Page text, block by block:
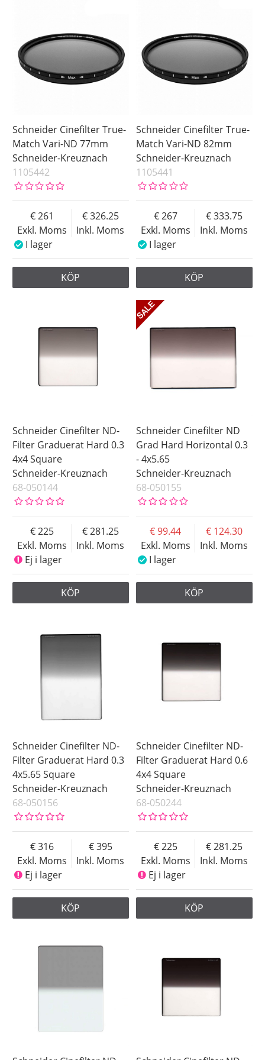
4x4
82 mm
Schneider Cinefilter True-
Match Vari-ND 77mm
Schneider-Kreuznach
1105442
Exkl. Moms
261
Inkl. Moms
326.25
I lager
KÖP
Schneider Cinefilter True-
Match Vari-ND 82mm
Schneider-Kreuznach
1105441
Exkl. Moms
267
Inkl. Moms
333.75
I lager
KÖP
Schneider Cinefilter ND-
Filter Graduerat Hard 0.3
4x4 Square
Schneider-Kreuznach
68-050144
Exkl. Moms
225
Inkl. Moms
281.25
Ej i lager
KÖP
Schneider Cinefilter ND
Grad Hard Horizontal 0.3
- 4x5.65
Schneider-Kreuznach
68-050155
Exkl. Moms
99.44
Inkl. Moms
124.30
I lager
KÖP
Schneider Cinefilter ND-
Filter Graduerat Hard 0.3
4x5.65 Square
Schneider-Kreuznach
68-050156
Exkl. Moms
316
Inkl. Moms
395
Ej i lager
KÖP
Schneider Cinefilter ND-
Filter Graduerat Hard 0.6
4x4 Square
Schneider-Kreuznach
68-050244
Exkl. Moms
225
Inkl. Moms
281.25
Ej i lager
KÖP